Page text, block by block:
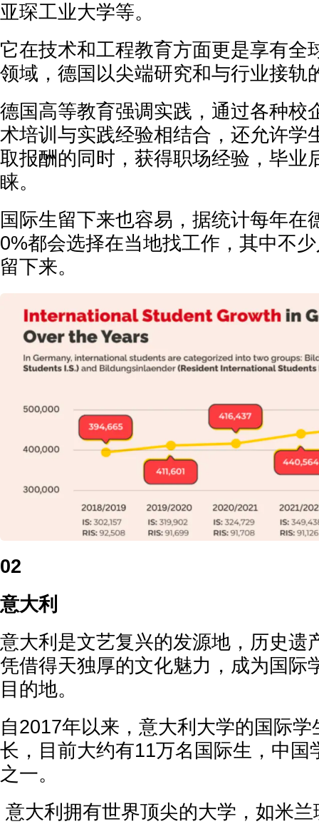
亚琛工业大学等。
它在技术和工程教育方面更是享有全
领域，德国以尖端研究和与行业接轨
德国高等教育强调实践，通过各种校
术培训与实践经验相结合，还允许学
取报酬的同时，获得职场经验，毕业
睐。
国际生留下来也容易，据统计每年在
0%都会选择在当地找工作，其中不
留下来。
02
意大利
意大利是文艺复兴的发源地，历史遗
凭借得天独厚的文化魅力，成为国际
目的地。
自2017年以来，意大利大学的国际
长，目前大约有11万名国际生，中国
之一。
意大利拥有世界顶尖的大学，如米